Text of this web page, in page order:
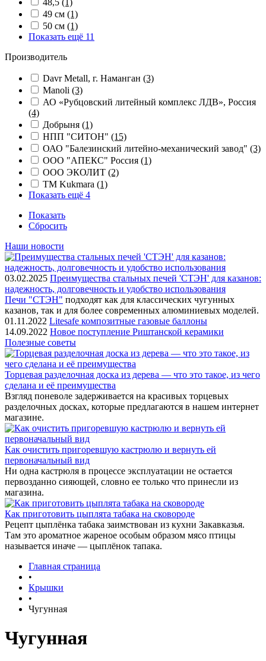
48,5 (1)
49 см (1)
50 см (1)
Показать ещё 11
Производитель
Davr Metall, г. Наманган (3)
Manoli (3)
АО «Рубцовский литейный комплекс ЛДВ», Россия
(4)
Добрыня (1)
НПП "СИТОН" (15)
ОАО "Балезинский литейно-механический завод" (3)
ООО "АПЕКС" Россия (1)
ООО ЭКОЛИТ (2)
ТМ Kukmara (1)
Показать ещё 4
Показать
Сбросить
Наши новости
03.02.2025 Преимущества стальных печей 'СТЭН' для казанов:
надежность, долговечность и удобство использования
Печи "СТЭН" подходят как для классических чугунных
казанов, так и для более современных алюминиевых моделей.
01.11.2022 Litesafe композитные газовые баллоны
14.09.2022 Новое поступление Риштанской керамики
Полезные советы
Торцевая разделочная доска из дерева — что это такое, из чего
сделана и её преимущества
Взгляд поневоле задерживается на красивых торцевых
разделочных досках, которые предлагаются в нашем интернет
магазине.
Как очистить пригоревшую кастрюлю и вернуть ей
первоначальный вид
Ни одна кастрюля в процессе эксплуатации не остается
первозданно сияющей, словно ее только что принесли из
магазина.
Как приготовить цыплята табака на сковороде
Рецепт цыплёнка табака заимствован из кухни Закавказья.
Там это ароматное жареное особым образом мясо птицы
называется иначе — цыплёнок тапака.
Главная страница
•
Крышки
•
Чугунная
Чугунная